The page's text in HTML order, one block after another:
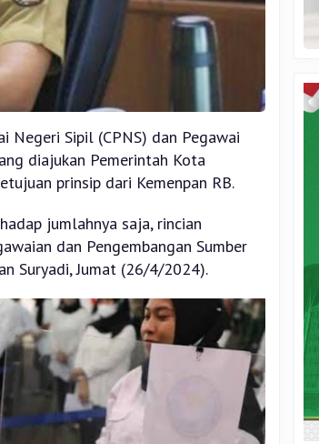
Negeri Sipil (CPNS) dan Pegawai
diajukan Pemerintah Kota
prinsip dari Kemenpan RB.
jumlahnya saja, rincian
dan Pengembangan Sumber
Suryadi, Jumat (26/4/2024).